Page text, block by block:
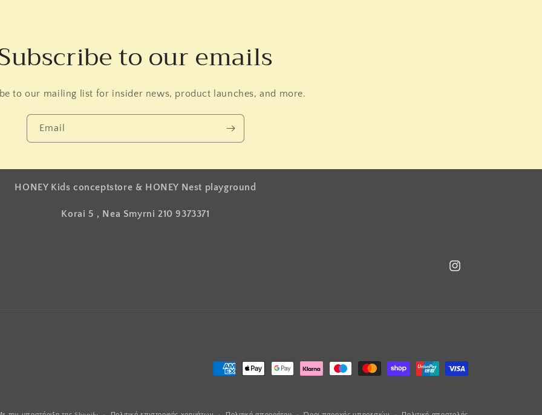
to our emails
to our mailing list for insider news, product launches, and more.
Email
HONEY Kids conceptstore & HONEY Nest playground
Korai 5 , Nea Smyrni 210 9373371
Instagram
Μέθοδοι